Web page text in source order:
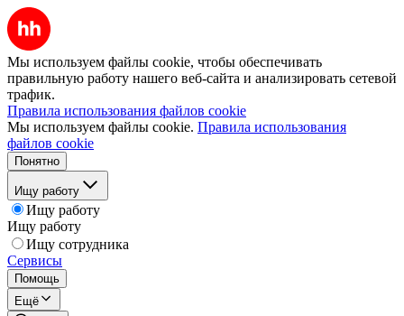
Мы используем файлы cookie, чтобы обеспечивать
правильную работу нашего веб-сайта и анализировать сетевой
трафик.
Правила использования файлов cookie
Мы используем файлы cookie. Правила использования
файлов cookie
Понятно
Ищу работу
Ищу работу
Ищу работу
Ищу сотрудника
Сервисы
Помощь
Ещё